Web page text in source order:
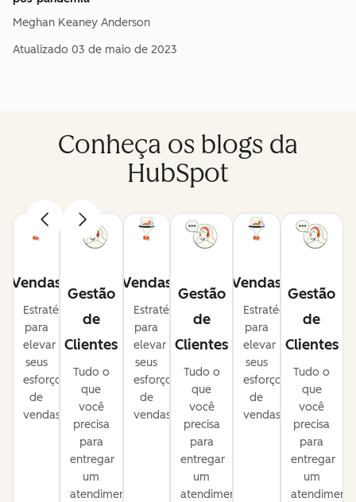
Meghan Keaney Anderson
Atualizado 03 de maio de 2023
Conheça os blogs da
HubSpot
Vendas
Estratégias
para
elevar
seus
esforços
de
vendas.
Gestão
de
Clientes
Tudo o
que
você
precisa
para
entregar
um
atendimento
Vendas
Estratégias
para
elevar
seus
esforços
de
vendas.
Gestão
de
Clientes
Tudo o
que
você
precisa
para
entregar
um
atendimento
Vendas
Estratégias
para
elevar
seus
esforços
de
vendas.
Gestão
de
Clientes
Tudo o
que
você
precisa
para
entregar
um